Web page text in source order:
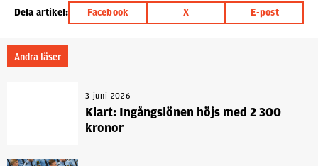
Dela artikel: Facebook X E-post
Andra läser
3 juni 2026
Klart: Ingångslönen höjs med 2 300
kronor